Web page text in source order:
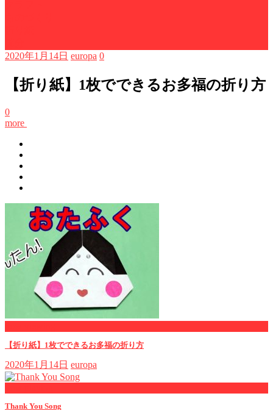
2020年1月14日 europa 0
【折り紙】1枚でできるお多福の折り方
0
more
【折り紙】1枚でできるお多福の折り方
2020年1月14日 europa
Thank You Song